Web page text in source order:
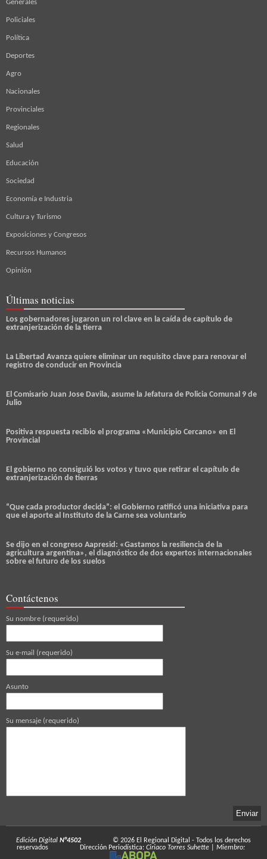
Generales
Policiales
Política
Deportes
Agro
Nacionales
Provinciales
Regionales
Salud
Educación
Sociedad
Economía e Industria
Cultura y Turismo
Exposiciones y Congresos
Recursos Humanos
Opinión
Últimas noticias
Los gobernadores jugaron un rol clave en la caída de capítulo de
extranjerización de la tierra
La Libertad Avanza quiere eliminar un requisito clave para renovar el
registro de conducir en Provincia
El Comisario Juan Jose Davila, asume la Jefatura de Policia Comunal 9 de
Julio
Positiva respuesta recibio el programa «Municipio Cercano» en El
Provincial
El gobierno no consiguió los votos y tuvo que retirar el capítulo de
extranjerización de tierras
“Que cada productor decida”: el Gobierno ratificó una iniciativa para
que el aporte al Instituto de la Carne sea voluntario
Se dijo en el congreso Aapresid: «Gastamos la resiliencia de la
agricultura argentina», el diagnóstico de dos expertos internacionales
sobre el futuro de los suelos
Contáctenos
Su nombre (requerido)
Su e-mail (requerido)
Asunto
Su mensaje (requerido)
Edición Digital N°4502 © 2026 El Regional Digital - Todos los derechos
reservados
Dirección Periodística: Ciriaco Torres Suhette Miembro: